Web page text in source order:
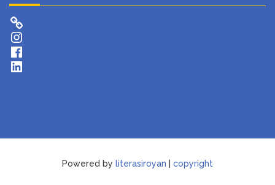
Instagram
Facebook
LinkedIn
Powered by literasiroyan copyright